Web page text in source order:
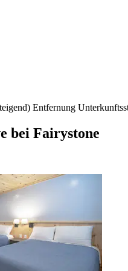
Entfernung
bei Fairystone